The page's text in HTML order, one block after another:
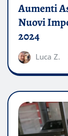
Aumenti
Nuovi
2024
Luca Z.